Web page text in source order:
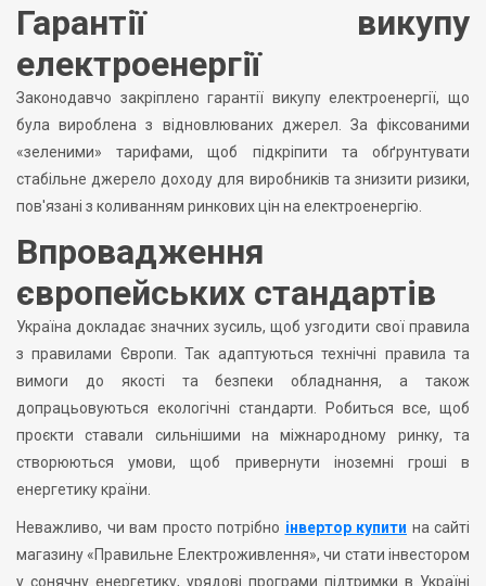
Гарантії викупу
електроенергії
Законодавчо закріплено гарантії викупу електроенергії, що
була вироблена з відновлюваних джерел. За фіксованими
«зеленими» тарифами, щоб підкріпити та обґрунтувати
стабільне джерело доходу для виробників та знизити ризики,
пов'язані з коливанням ринкових цін на електроенергію.
Впровадження
європейських стандартів
Україна докладає значних зусиль, щоб узгодити свої правила
з правилами Європи. Так адаптуються технічні правила та
вимоги до якості та безпеки обладнання, а також
допрацьовуються екологічні стандарти. Робиться все, щоб
проєкти ставали сильнішими на міжнародному ринку, та
створюються умови, щоб привернути іноземні гроші в
енергетику країни.
Неважливо, чи вам просто потрібно інвертор купити на сайті
магазину «Правильне Електроживлення», чи стати інвестором
у сонячну енергетику, урядові програми підтримки в Україні